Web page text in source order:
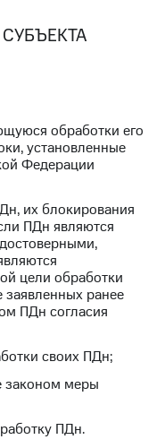
обработки его
установленные
Федерации
их блокирования
ПДн являются
цели обработки
заявленных ранее
ПДн согласия
своих ПДн;
законом меры
ПДн.